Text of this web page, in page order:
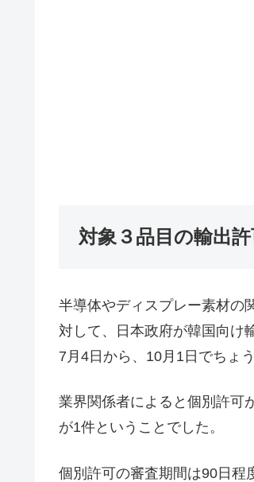
対象３品目の輸出
半導体やディスプレー素材の
対して、日本政府が韓国向け
7月4日から、10月1日でちょ
業界関係者によると個別許可
が1件ということでした。
個別許可の審査期間は90日程